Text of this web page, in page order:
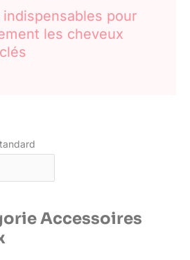
pour
les cheveux
Accessoires